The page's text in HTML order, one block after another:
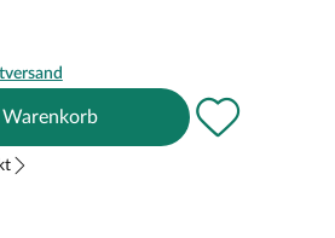
Warenkorb